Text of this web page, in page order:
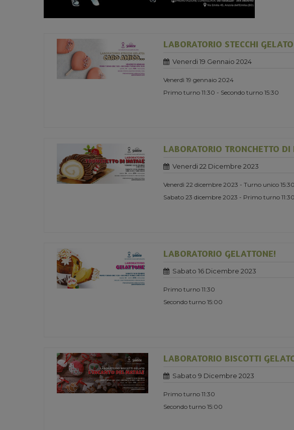
LABORATORIO STECCHI
Venerdi 19 Gennaio 2024
Venerdì 19 gennaio 2024
Primo turno 11:30 - Secondo turno 15:30
LABORATORIO TRONCHETTO DI
Venerdi 22 Dicembre 2023
Venerdì 22 dicembre 2023 - Turno unico 15:30
Sabato 23 dicembre 2023 - Primo turno
LABORATORIO GELATTONE!
Sabato 16 Dicembre 2023
Primo turno 11:30
Secondo turno 15:00
LABORATORIO BISCOTTI
Sabato 9 Dicembre 2023
Primo turno 11:30
Secondo turno 15:00